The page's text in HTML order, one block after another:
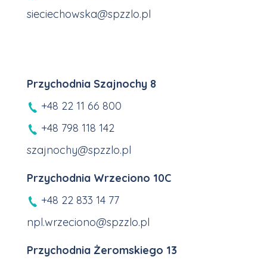
sieciechowska@spzzlo.pl
Przychodnia Szajnochy 8
+48 22 11 66 800
+48 798 118 142
szajnochy@spzzlo.pl
Przychodnia Wrzeciono 10C
+48 22 833 14 77
npl.wrzeciono@spzzlo.pl
Przychodnia Żeromskiego 13